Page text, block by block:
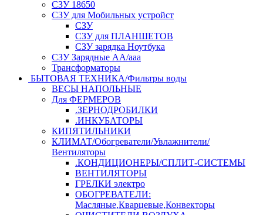
СЗУ 18650
СЗУ для Мобильных устройст
СЗУ
СЗУ для ПЛАНШЕТОВ
СЗУ зарядка Ноутбука
СЗУ Зарядные АА/ааа
Трансформаторы
БЫТОВАЯ ТЕХНИКА/Фильтры воды
ВЕСЫ НАПОЛЬНЫЕ
Для ФЕРМЕРОВ
.ЗЕРНОДРОБИЛКИ
.ИНКУБАТОРЫ
КИПЯТИЛЬНИКИ
КЛИМАТ/Обогреватели/Увлажнители/
Вентиляторы
.КОНДИЦИОНЕРЫ/СПЛИТ-СИСТЕМЫ
ВЕНТИЛЯТОРЫ
ГРЕЛКИ электро
ОБОГРЕВАТЕЛИ:
Масляные,Кварцевые,Конвекторы